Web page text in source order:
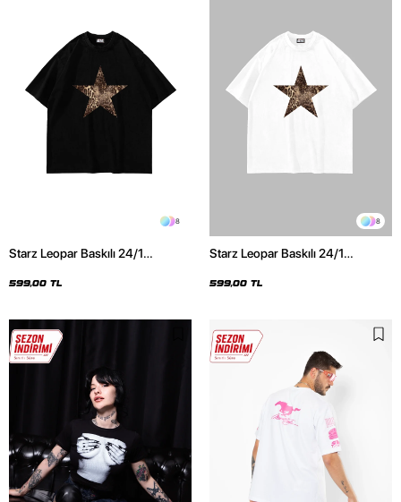
8
Starz Leopar Baskılı 24/1
599,00 TL
8
Starz Leopar Baskılı 24/1
599,00 TL